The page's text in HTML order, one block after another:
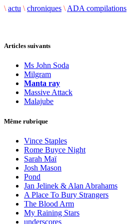
\ actu \ chroniques \ ADA compilations
Articles suivants
Ms John Soda
Milgram
Manta ray
Massive Attack
Malajube
Même rubrique
Vince Staples
Rome Buyce Night
Sarah Maï
Josh Mason
Pond
Jan Jelinek & Alan Abrahams
A Place To Bury Strangers
The Blood Arm
My Raining Stars
underscores